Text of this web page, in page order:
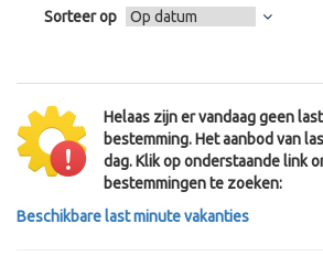
Sorteer op
Helaas zijn er vandaag geen
bestemming. Het aanbod van
dag. Klik op onderstaande link
bestemmingen te zoeken:
Beschikbare last minute vakanties